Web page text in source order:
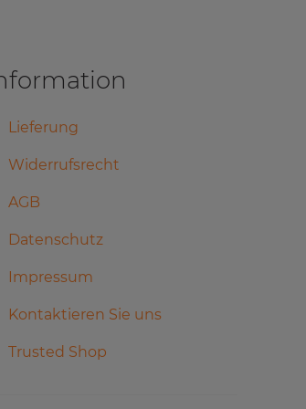
Lieferung
Widerrufsrecht
AGB
Datenschutz
Impressum
Kontaktieren Sie uns
Trusted Shop